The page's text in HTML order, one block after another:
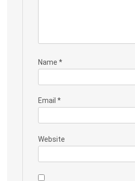
Name *
Email *
Website